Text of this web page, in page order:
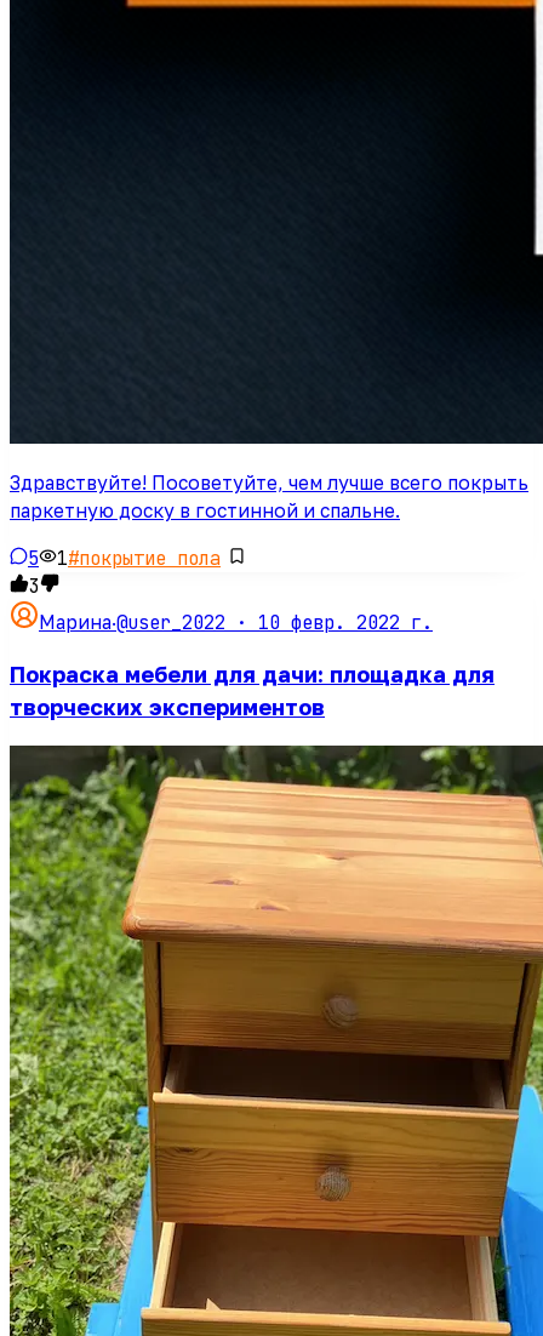
Здравствуйте! Посоветуйте, чем лучше всего покрыть
паркетную доску в гостинной и спальне.
5 1#покрытие пола
3
Марина·@user_2022 · 10 февр. 2022 г.
Покраска мебели для дачи: площадка для
творческих экспериментов